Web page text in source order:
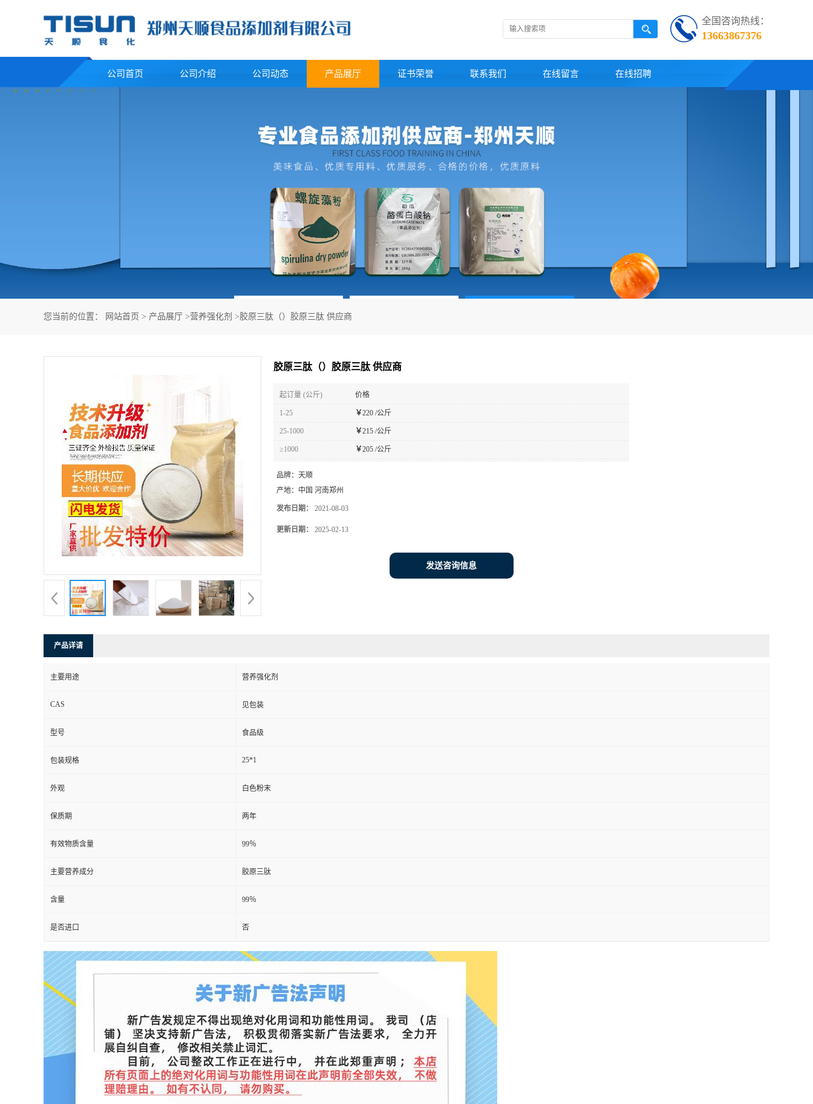
全国咨询热线：
13663867376
公司首页 公司介绍 公司动态 产品展厅 证书荣誉 联系我们 在线留言 在线招聘
您当前的位置： 网站首页 > 产品展厅 >营养强化剂 >胶原三肽（）胶原三肽 供应商
胶原三肽（）胶原三肽 供应商
起订量 (公斤) 价格
1-25 ￥220 /公斤
25-1000 ￥215 /公斤
≥1000 ￥205 /公斤
品牌： 天顺
产地： 中国 河南郑州
发布日期： 2021-08-03
更新日期： 2025-02-13
发送咨询信息
产品详请
主要用途 营养强化剂
CAS 见包装
型号 食品级
包装规格 25*1
外观 白色粉末
保质期 两年
有效物质含量 99％
主要营养成分 胶原三肽
含量 99％
是否进口 否